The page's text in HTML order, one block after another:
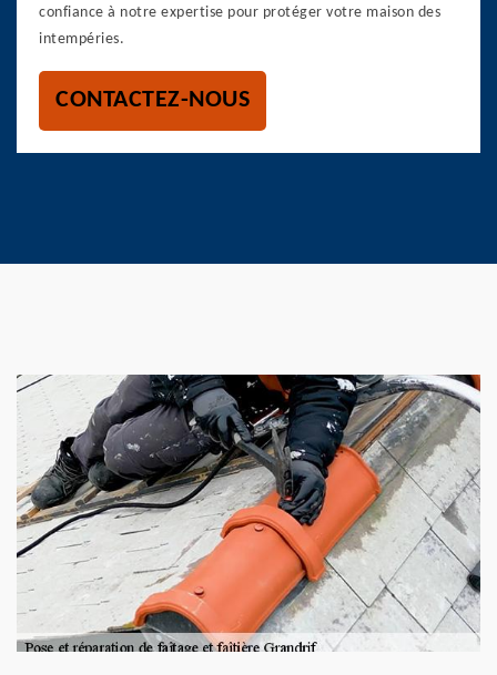
confiance à notre expertise pour protéger votre maison des
intempéries.
CONTACTEZ-NOUS